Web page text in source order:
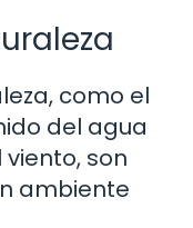
como el
del agua
son
ambiente